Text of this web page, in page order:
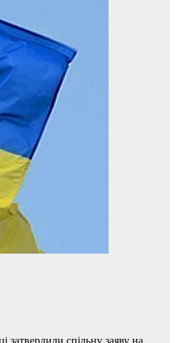
спільну заяву на